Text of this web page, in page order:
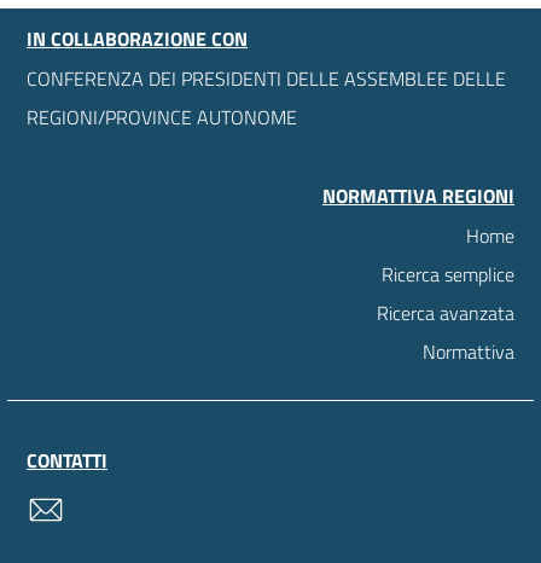
IN COLLABORAZIONE CON
CONFERENZA DEI PRESIDENTI DELLE ASSEMBLEE DELLE
REGIONI/PROVINCE AUTONOME
NORMATTIVA REGIONI
Home
Ricerca semplice
Ricerca avanzata
Normattiva
CONTATTI